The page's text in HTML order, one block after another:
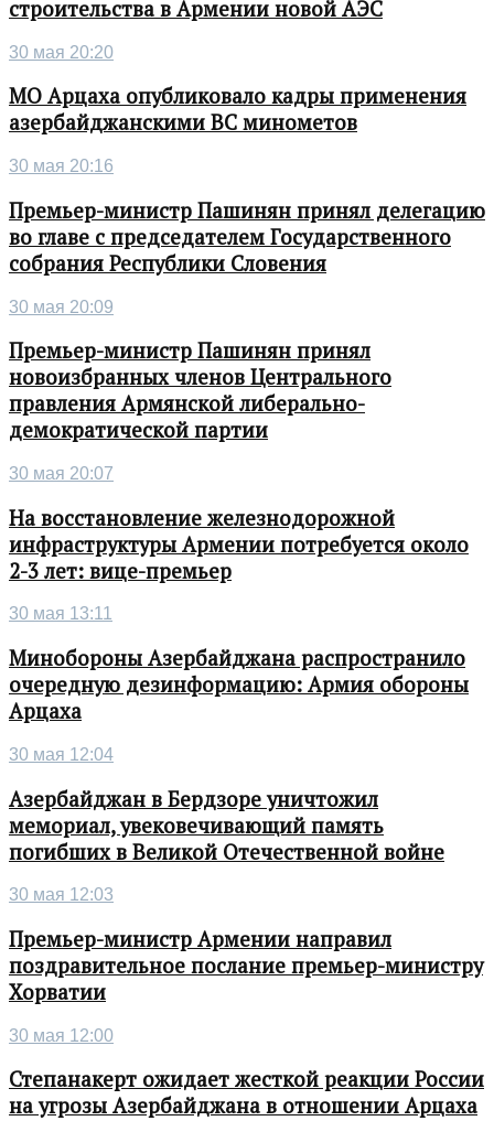
строительства в Армении новой АЭС
30 мая 20:20
МО Арцаха опубликовало кадры применения
азербайджанскими ВС минометов
30 мая 20:16
Премьер-министр Пашинян принял делегацию
во главе с председателем Государственного
собрания Республики Словения
30 мая 20:09
Премьер-министр Пашинян принял
новоизбранных членов Центрального
правления Армянской либерально-
демократической партии
30 мая 20:07
На восстановление железнодорожной
инфраструктуры Армении потребуется около
2-3 лет: вице-премьер
30 мая 13:11
Минобороны Азербайджана распространило
очередную дезинформацию: Армия обороны
Арцаха
30 мая 12:04
Азербайджан в Бердзоре уничтожил
мемориал, увековечивающий память
погибших в Великой Отечественной войне
30 мая 12:03
Премьер-министр Армении направил
поздравительное послание премьер-министру
Хорватии
30 мая 12:00
Степанакерт ожидает жесткой реакции России
на угрозы Азербайджана в отношении Арцаха